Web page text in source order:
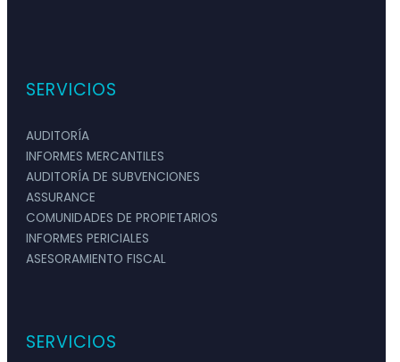
SERVICIOS
AUDITORÍA
INFORMES MERCANTILES
AUDITORÍA DE SUBVENCIONES
ASSURANCE
COMUNIDADES DE PROPIETARIOS
INFORMES PERICIALES
ASESORAMIENTO FISCAL
SERVICIOS